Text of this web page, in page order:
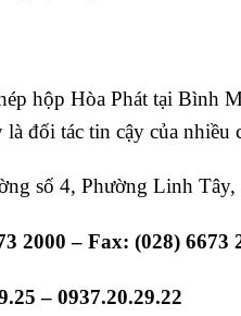
hộp Hòa Phát tại Bình
là đối tác tin cậy của
số 4, Phường Linh
2000 – Fax: (028) 6673
– 0937.20.29.22